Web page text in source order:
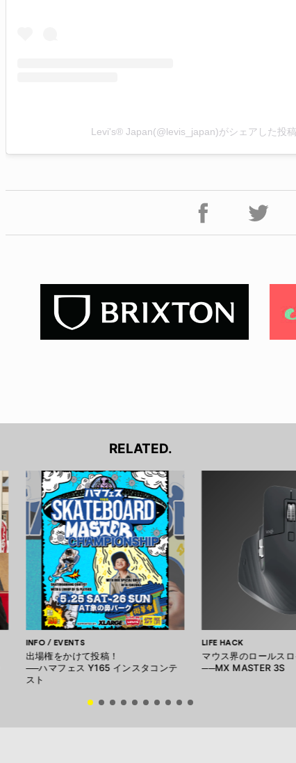
Levi's® Japan(@levis_japan)がシェアした投稿
RELATED.
INFO / EVENTS
出場権をかけて投稿！
──ハマフェス Y165 インスタコンテ
スト
LIFE HACK
マウス界のロールス
──MX MASTER 3S